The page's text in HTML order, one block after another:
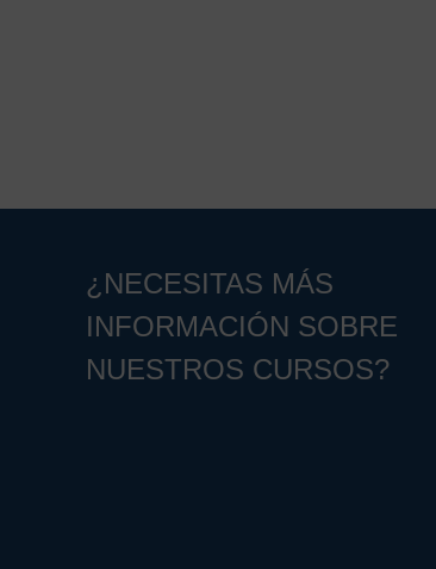
¿NECESITAS MÁS
INFORMACIÓN SOBRE
NUESTROS CURSOS?